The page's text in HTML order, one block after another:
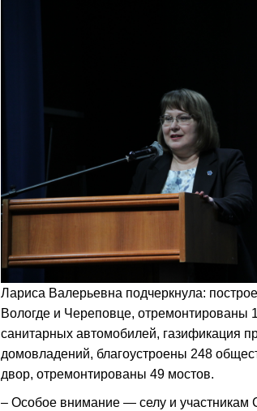
Лариса Валерьевна подчеркнула:
Вологде и Череповце, отремонтированы
санитарных автомобилей, газификация
домовладений, благоустроены 248
двор, отремонтированы 49 мостов.
– Особое внимание — селу и